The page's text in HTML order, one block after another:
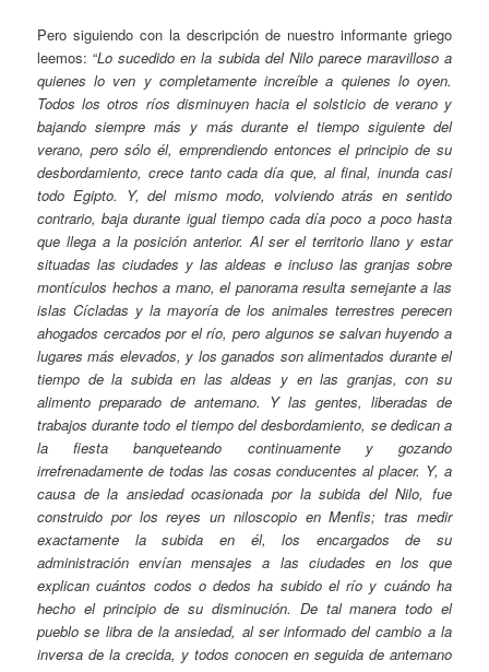
Pero siguiendo con la descripción de nuestro informante griego
leemos: “Lo sucedido en la subida del Nilo parece maravilloso a
quienes lo ven y completamente increíble a quienes lo oyen.
Todos los otros ríos disminuyen hacia el solsticio de verano y
bajando siempre más y más durante el tiempo siguiente del
verano, pero sólo él, emprendiendo entonces el principio de su
desbordamiento, crece tanto cada día que, al final, inunda casi
todo Egipto. Y, del mismo modo, volviendo atrás en sentido
contrario, baja durante igual tiempo cada día poco a poco hasta
que llega a la posición anterior. Al ser el territorio llano y estar
situadas las ciudades y las aldeas e incluso las granjas sobre
montículos hechos a mano, el panorama resulta semejante a las
islas Cícladas y la mayoría de los animales terrestres perecen
ahogados cercados por el río, pero algunos se salvan huyendo a
lugares más elevados, y los ganados son alimentados durante el
tiempo de la subida en las aldeas y en las granjas, con su
alimento preparado de antemano. Y las gentes, liberadas de
trabajos durante todo el tiempo del desbordamiento, se dedican a
la fiesta banqueteando continuamente y gozando
irrefrenadamente de todas las cosas conducentes al placer. Y, a
causa de la ansiedad ocasionada por la subida del Nilo, fue
construido por los reyes un niloscopio en Menfis; tras medir
exactamente la subida en él, los encargados de su
administración envían mensajes a las ciudades en los que
explican cuántos codos o dedos ha subido el río y cuándo ha
hecho el principio de su disminución. De tal manera todo el
pueblo se libra de la ansiedad, al ser informado del cambio a la
inversa de la crecida, y todos conocen en seguida de antemano